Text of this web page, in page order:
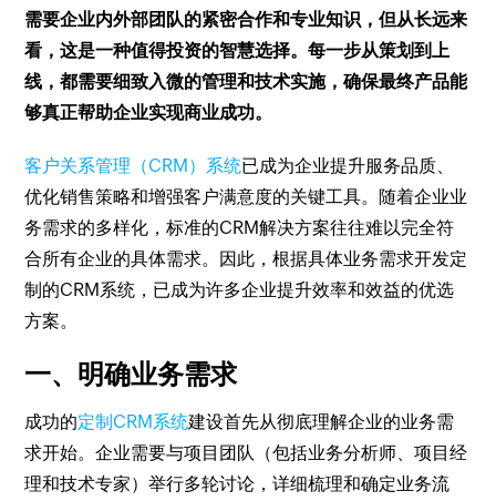
需要企业内外部团队的紧密合作和专业知识，但从长远来
看，这是一种值得投资的智慧选择。每一步从策划到上
线，都需要细致入微的管理和技术实施，确保最终产品能
够真正帮助企业实现商业成功。
客户关系管理（CRM）系统已成为企业提升服务品质、
优化销售策略和增强客户满意度的关键工具。随着企业业
务需求的多样化，标准的CRM解决方案往往难以完全符
合所有企业的具体需求。因此，根据具体业务需求开发定
制的CRM系统，已成为许多企业提升效率和效益的优选
方案。
一、明确业务需求
成功的定制CRM系统建设首先从彻底理解企业的业务需
求开始。企业需要与项目团队（包括业务分析师、项目经
理和技术专家）举行多轮讨论，详细梳理和确定业务流